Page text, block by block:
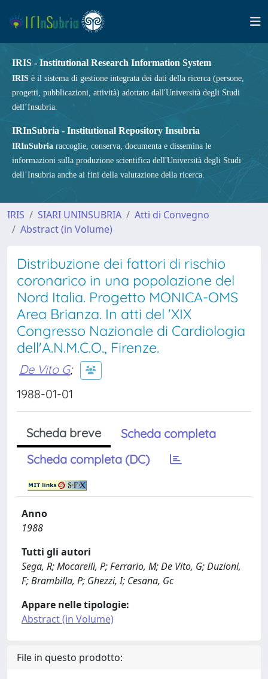
IRIS - Institutional Research Information System
IRIS è il sistema di gestione integrata dei dati della ricerca (persone,
progetti, pubblicazioni, attività) adottato dall'Università degli Studi
dell’Insubria.
IRInSubria - Institutional Repository Insubria
IRInSubria raccoglie, conserva, documenta e dissemina le
informazioni sulla produzione scientifica dell'Università degli Studi
dell’Insubria anche ai fini della valutazione della ricerca.
IRIS SIARI UNINSUBRIA
Atti di Convegno
Abstract (in Volume)
Distribuzione dei fattori di rischio
coronarico in una popolazione del
Nord Italia. Progetto MONICA-OMS
Area Brianza. In atti del 'XIX
Congresso Nazionale di Cardiologia
dell'A.N.M.C.O., Firenze.
De Vito G;
1988-01-01
Scheda breve
Scheda completa
Scheda completa (DC)
Anno
1988
Tutti gli autori
Sega, R; Mocarelli, P; Ferrario, M; De Vito, G; Duzioni,
F; Brambilla, P; Ghezzi, I; Cesana, Gc
Appare nelle tipologie:
Abstract (in Volume)
File in questo prodotto: